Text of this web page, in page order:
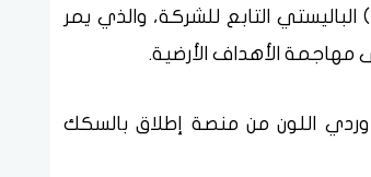
ويُعد الصاروخ المختبر هو النسخة الاعتراضية من صاروخ (FP7) الباليستي التابع للشركة، والذي يمر
مهاجمة الأهداف الأرضية.
اللون من منصة إطلاق بالسكك